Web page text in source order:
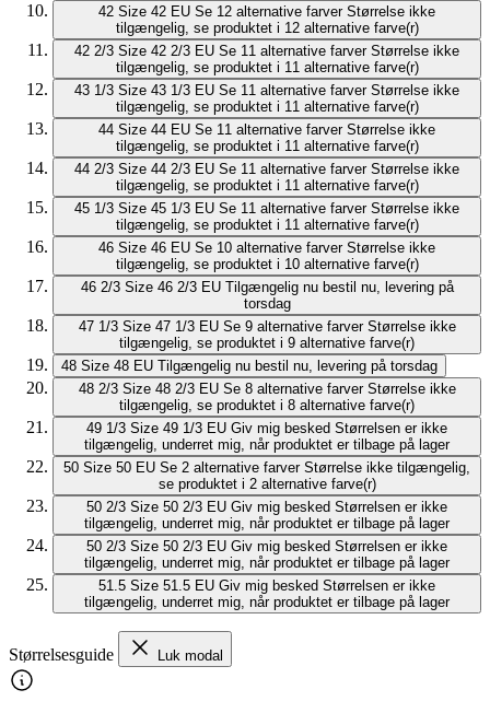
42 Size 42 EU Se 12 alternative farver Størrelse ikke
tilgængelig, se produktet i 12 alternative farve(r)
42 2/3 Size 42 2/3 EU Se 11 alternative farver Størrelse ikke
tilgængelig, se produktet i 11 alternative farve(r)
43 1/3 Size 43 1/3 EU Se 11 alternative farver Størrelse ikke
tilgængelig, se produktet i 11 alternative farve(r)
44 Size 44 EU Se 11 alternative farver Størrelse ikke
tilgængelig, se produktet i 11 alternative farve(r)
44 2/3 Size 44 2/3 EU Se 11 alternative farver Størrelse ikke
tilgængelig, se produktet i 11 alternative farve(r)
45 1/3 Size 45 1/3 EU Se 11 alternative farver Størrelse ikke
tilgængelig, se produktet i 11 alternative farve(r)
46 Size 46 EU Se 10 alternative farver Størrelse ikke
tilgængelig, se produktet i 10 alternative farve(r)
46 2/3 Size 46 2/3 EU Tilgængelig nu bestil nu, levering på
torsdag
47 1/3 Size 47 1/3 EU Se 9 alternative farver Størrelse ikke
tilgængelig, se produktet i 9 alternative farve(r)
48 Size 48 EU Tilgængelig nu bestil nu, levering på torsdag
48 2/3 Size 48 2/3 EU Se 8 alternative farver Størrelse ikke
tilgængelig, se produktet i 8 alternative farve(r)
49 1/3 Size 49 1/3 EU Giv mig besked Størrelsen er ikke
tilgængelig, underret mig, når produktet er tilbage på lager
50 Size 50 EU Se 2 alternative farver Størrelse ikke tilgængelig,
se produktet i 2 alternative farve(r)
50 2/3 Size 50 2/3 EU Giv mig besked Størrelsen er ikke
tilgængelig, underret mig, når produktet er tilbage på lager
50 2/3 Size 50 2/3 EU Giv mig besked Størrelsen er ikke
tilgængelig, underret mig, når produktet er tilbage på lager
51.5 Size 51.5 EU Giv mig besked Størrelsen er ikke
tilgængelig, underret mig, når produktet er tilbage på lager
Størrelsesguide Luk modal